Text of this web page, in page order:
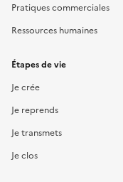
Pratiques commerciales
Ressources humaines
Étapes de vie
Je crée
Je reprends
Je transmets
Je clos